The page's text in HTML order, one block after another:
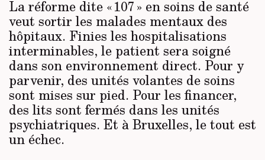
La réforme dite « 107 » en soins de santé
veut sortir les malades mentaux des
hôpitaux. Finies les hospitalisations
interminables, le patient sera soigné
dans son environnement direct. Pour y
parvenir, des unités volantes de soins
sont mises sur pied. Pour les financer,
des lits sont fermés dans les unités
psychiatriques. Et à Bruxelles, le tout est
un échec.